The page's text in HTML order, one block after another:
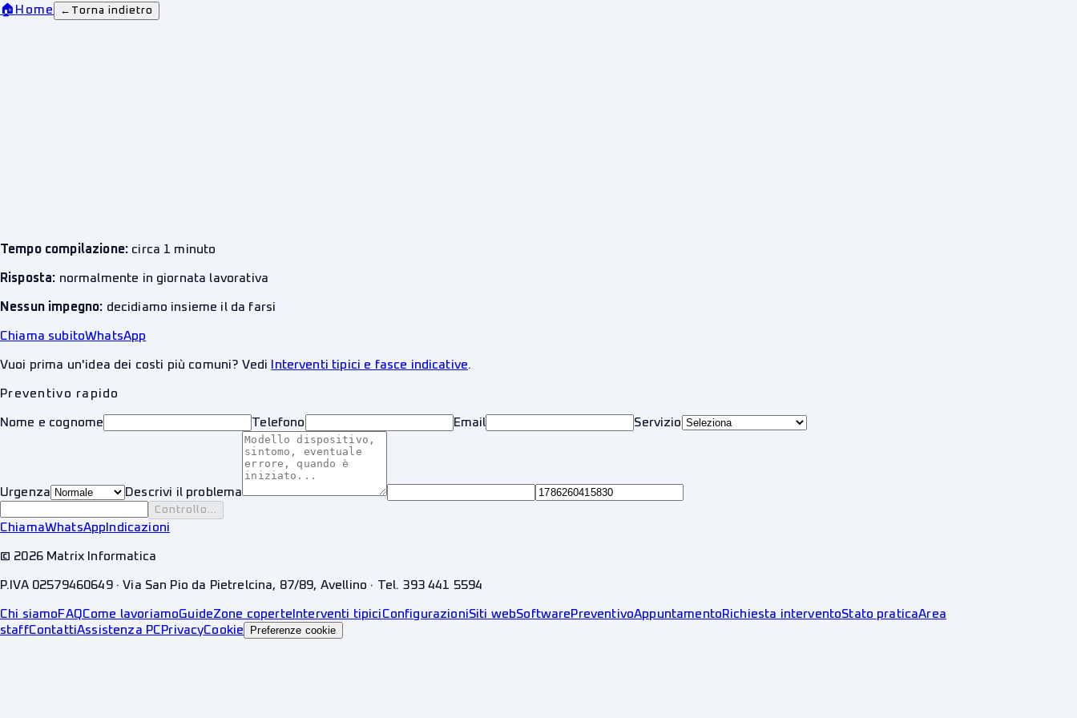
🏠 Home ← Torna indietro
Tempo compilazione: circa 1 minuto
Risposta: normalmente in giornata lavorativa
Nessun impegno: decidiamo insieme il da farsi
Chiama subitoWhatsApp
Vuoi prima un'idea dei costi più comuni? Vedi Interventi tipici e fasce indicative.
Preventivo rapido
Nome e cognome Telefono Email Servizio
Urgenza Descrivi il problema
Controllo...
ChiamaWhatsApp Indicazioni
© 2026Matrix Informatica
P.IVA 02579460649 · Via San Pio da Pietrelcina, 87/89, Avellino · Tel. 393 441 5594
Chi siamoFAQCome lavoriamoGuideZone coperte Interventi tipiciConfigurazioniSiti webSoftwarePreventivoAppuntamentoRichiesta interventoStato praticaArea
staffContattiAssistenza PCPrivacyCookie Preferenze cookie